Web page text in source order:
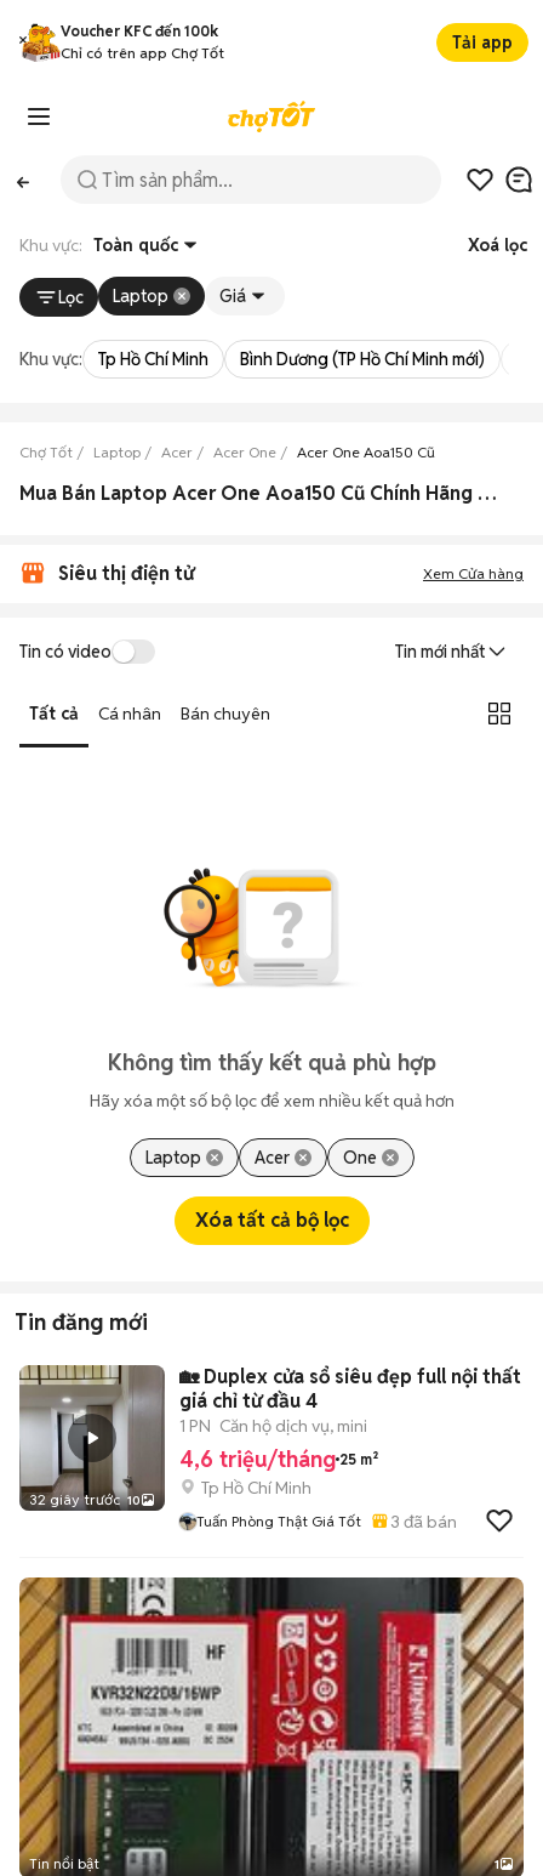
Voucher KFC đến 100k
Chỉ có trên app Chợ Tốt
Tải app
Khu vực: Toàn quốc Xoá lọc
Lọc Laptop Giá
Khu vực: Tp Hồ Chí Minh Bình Dương (TP Hồ Chí Minh mới)
Chợ Tốt Laptop Acer Acer One Acer One Aoa150 Cũ
Mua Bán Laptop Acer One Aoa150 Cũ Chính Hãng Giá Rẻ
Siêu thị điện tử Xem Cửa hàng
Tin có video Tin mới nhất
Tất cả Cá nhân Bán chuyên
Không tìm thấy kết quả phù hợp
Hãy xóa một số bộ lọc để xem nhiều kết quả hơn
Laptop Acer One
Xóa tất cả bộ lọc
Tin đăng mới
32 giây trước 10
🏡 Duplex cửa sổ siêu đẹp full nội thất
giá chỉ từ đầu 4
1 PN Căn hộ dịch vụ, mini
4,6 triệu/tháng 25 m²
Tp Hồ Chí Minh
Tuấn Phòng Thật Giá Tốt 3 đã bán
Tin nổi bật 1